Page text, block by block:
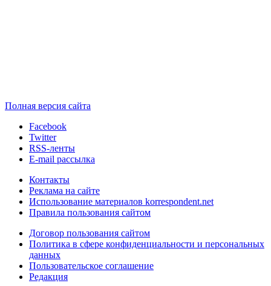
Полная версия сайта
Facebook
Twitter
RSS-ленты
E-mail рассылка
Контакты
Реклама на сайте
Использование материалов korrespondent.net
Правила пользования сайтом
Договор пользования сайтом
Политика в сфере конфиденциальности и персональных
данных
Пользовательское соглашение
Редакция